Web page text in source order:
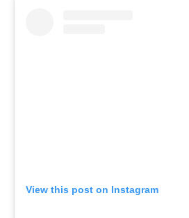
View this post on Instagram